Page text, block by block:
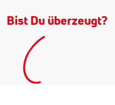
Bist Du überzeugt?